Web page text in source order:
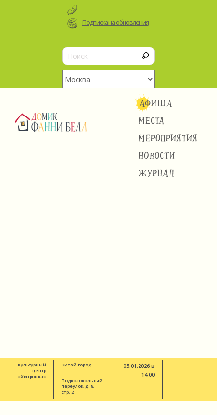
Подписка на обновления
АФИША
МЕСТА
МЕРОПРИЯТИЯ
НОВОСТИ
ЖУРНАЛ
Культурный
центр
«Хитровка»
Китай-город
Подколокольный
переулок, д. 8,
стр. 2
05.01.2026 в
14:00